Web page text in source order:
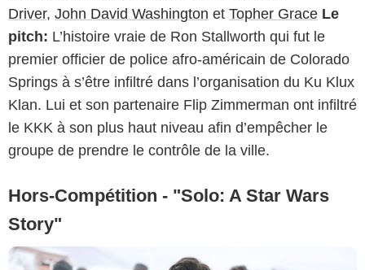
Driver, John David Washington et Topher Grace Le
pitch: L’histoire vraie de Ron Stallworth qui fut le
premier officier de police afro-américain de Colorado
Springs à s’être infiltré dans l’organisation du Ku Klux
Klan. Lui et son partenaire Flip Zimmerman ont infiltré
le KKK à son plus haut niveau afin d’empêcher le
groupe de prendre le contrôle de la ville.
Hors-Compétition - "Solo: A Star Wars
Story"